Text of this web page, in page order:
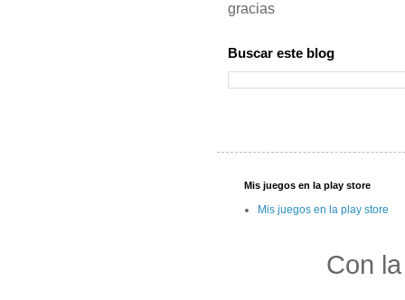
gracias
Buscar este blog
Mis juegos en la play store
Mis juegos en la play store
Con